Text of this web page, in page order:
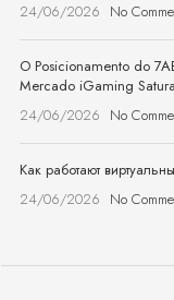
24/06/2026 No
O Posicionamento do
Mercado iGaming
24/06/2026 No
Как работают
24/06/2026 No